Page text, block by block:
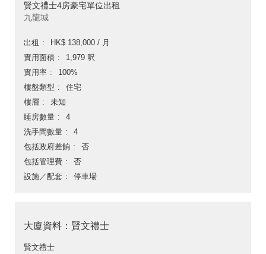
賢文禮士4房豪宅單位出租
九龍城
出租
HK$ 138,000 / 月
實用面積
1,979 呎
實用率
100%
樓盤類型
住宅
樓層
未知
睡房數量
4
洗手間數量
4
包括政府差餉
否
包括管理費
否
設施／配套
停車場
大廈資料：賢文禮士
賢文禮士